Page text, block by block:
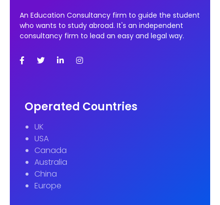
An Education Consultancy firm to guide the student
who wants to study abroad. It's an independent
consultancy firm to lead an easy and legal way.
Operated Countries
UK
USA
Canada
Australia
China
Europe